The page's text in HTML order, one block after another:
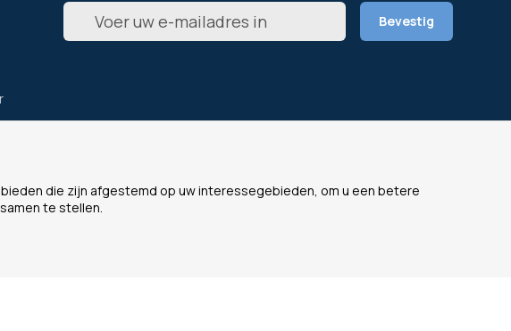
die zijn afgestemd op uw interessegebieden, om u een betere
te stellen.
Abonneer
op
Bevestig
Cookies
OfficeEasy France